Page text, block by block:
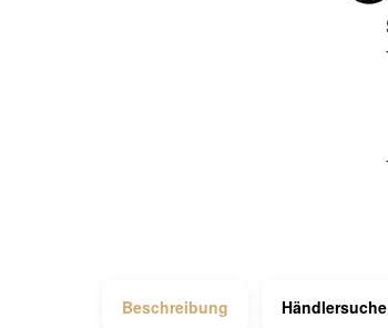
Beschreibung Händlersuche